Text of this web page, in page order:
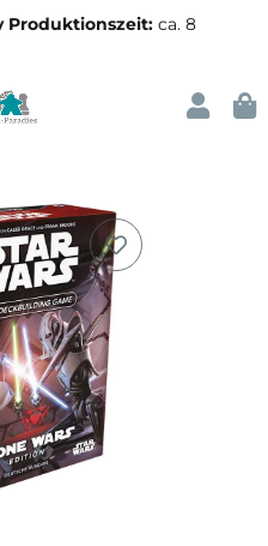
Produktionszeit: ca. 8